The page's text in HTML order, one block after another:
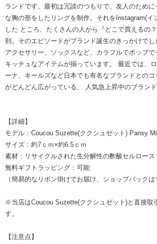
ランドです。最初は冗談のつもりで、友人のために
な胸の形をしたリングを制作。それをInstagram(イ
した ところ、たくさんの人から『どこで買えるの
到。そのエピソードがブランド誕生のきっかけで
アクセサリー、ソックスなど、カラフルでポップで
キッチュなアイテムが揃っています。 最近では、
ーナ、キールズなど日本でも有名なブランドとの
がどんどん広がっている、 人気急上昇中のブランド
【詳細】
モデル：Coucou Suzette(ククシュゼット) Pansy
サイズ：約7ｃｍ×約6.5ｃｍ
素材：リサイクルされた生分解性の酢酸セルロース
無料ギフトラッピング：可能
（簡易的なリボン掛けでお届け、ショップバックは
※当店はCoucou Suzette(ククシュゼット)と直接取
す。
【注意点】